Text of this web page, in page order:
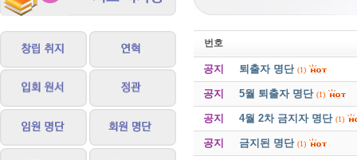
번호
공지 퇴출자 명단 (1)
공지 5월 퇴출자 명단 (1)
공지 4월 2차 금지자 명단 (1)
공지 금지된 명단 (1)